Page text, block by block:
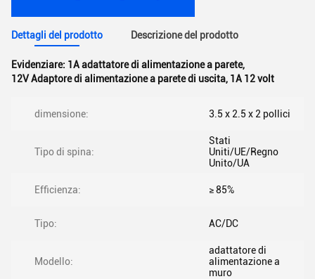
Dettagli del prodotto Descrizione del prodotto
Evidenziare: 1A adattatore di alimentazione a parete,
12V Adaptore di alimentazione a parete di uscita, 1A 12 volt
dimensione: 3.5 x 2.5 x 2 pollici
Tipo di spina:
Stati
Uniti/UE/Regno
Unito/UA
Efficienza: ≥ 85%
Tipo: AC/DC
Modello:
adattatore di
alimentazione a
muro